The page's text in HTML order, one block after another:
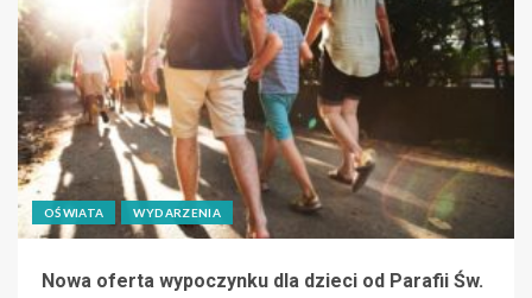
OŚWIATA WYDARZENIA
Nowa oferta wypoczynku dla dzieci od Parafii Św.